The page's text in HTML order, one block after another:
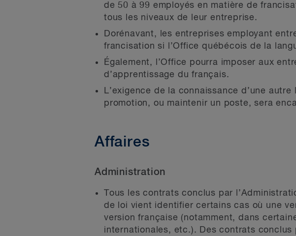
de 50 à 99 employés en matière de
tous les niveaux de leur entreprise.
Dorénavant, les entreprises employant
francisation si l’Office québécois de la
Également, l’Office pourra imposer aux
d’apprentissage du français.
L’exigence de la connaissance d’une
promotion, ou maintenir un poste, sera
Affaires
Administration
Tous les contrats conclus par
de loi vient identifier certains cas où une
version française (notamment, dans
internationales, etc.). Des contrats